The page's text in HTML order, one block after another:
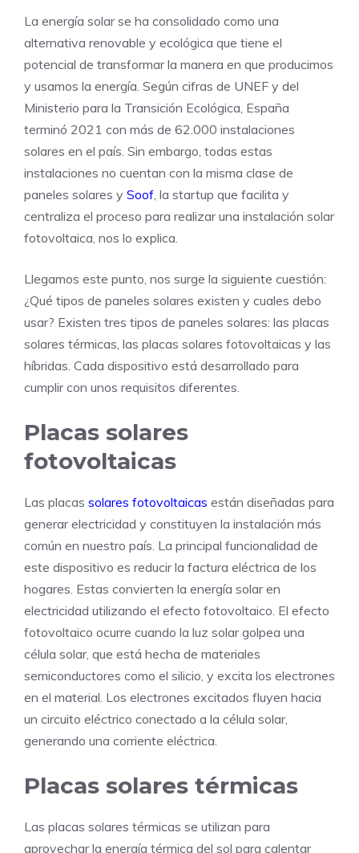
La energía solar se ha consolidado como una
alternativa renovable y ecológica que tiene el
potencial de transformar la manera en que producimos
y usamos la energía. Según cifras de UNEF y del
Ministerio para la Transición Ecológica, España
terminó 2021 con más de 62.000 instalaciones
solares en el país. Sin embargo, todas estas
instalaciones no cuentan con la misma clase de
paneles solares y Soof, la startup que facilita y
centraliza el proceso para realizar una instalación solar
fotovoltaica, nos lo explica.
Llegamos este punto, nos surge la siguiente cuestión:
¿Qué tipos de paneles solares existen y cuales debo
usar? Existen tres tipos de paneles solares: las placas
solares térmicas, las placas solares fotovoltaicas y las
híbridas. Cada dispositivo está desarrollado para
cumplir con unos requisitos diferentes.
Placas solares
fotovoltaicas
Las placas solares fotovoltaicas están diseñadas para
generar electricidad y constituyen la instalación más
común en nuestro país. La principal funcionalidad de
este dispositivo es reducir la factura eléctrica de los
hogares. Estas convierten la energía solar en
electricidad utilizando el efecto fotovoltaico. El efecto
fotovoltaico ocurre cuando la luz solar golpea una
célula solar, que está hecha de materiales
semiconductores como el silicio, y excita los electrones
en el material. Los electrones excitados fluyen hacia
un circuito eléctrico conectado a la célula solar,
generando una corriente eléctrica.
Placas solares térmicas
Las placas solares térmicas se utilizan para
aprovechar la energía térmica del sol para calentar